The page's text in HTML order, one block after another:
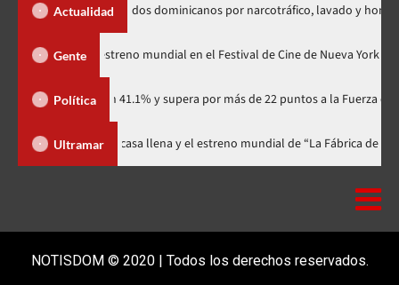
Actualidad
de dos dominicanos por narcotráfico, lavado y homicidio
Gente
Minus Zero» tendrá su estreno mundial en el Festival de Cine de
Política
con 41.1% y supera por más de 22 puntos a la Fuerza del Pueblo
Ultramar
celebra 15 años con una gala a casa llena y el estreno mundial de “La
NOTISDOM © 2020 | Todos los derechos reservados.